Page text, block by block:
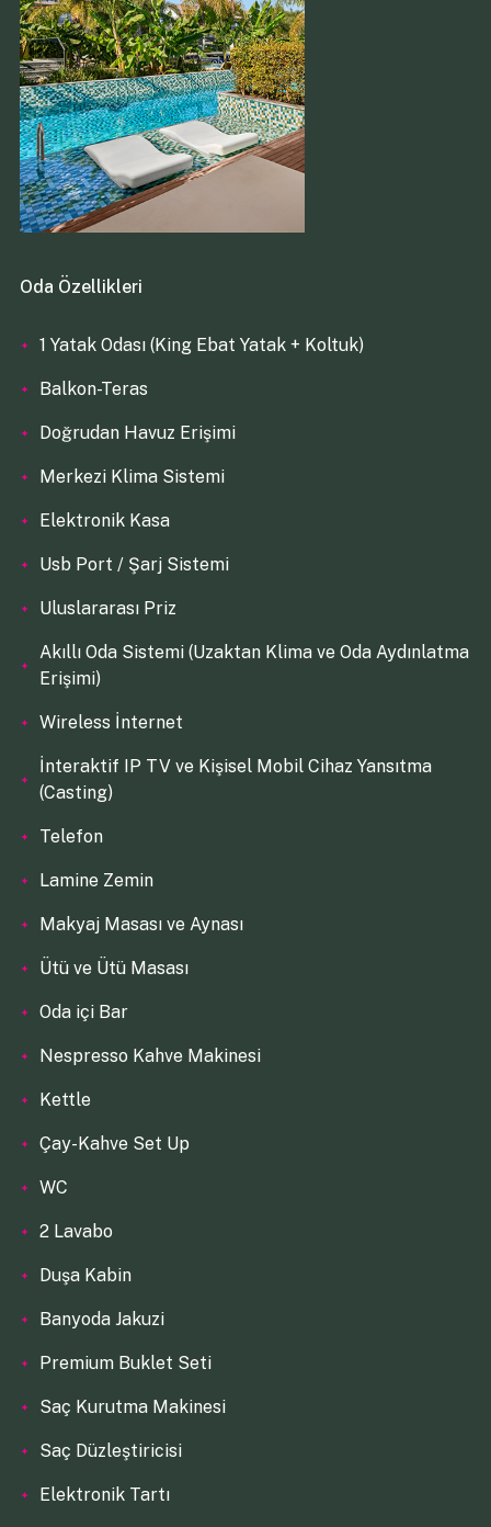
Oda Özellikleri
1 Yatak Odası (King Ebat Yatak + Koltuk)
Balkon-Teras
Doğrudan Havuz Erişimi
Merkezi Klima Sistemi
Elektronik Kasa
Usb Port / Şarj Sistemi
Uluslararası Priz
Akıllı Oda Sistemi (Uzaktan Klima ve Oda Aydınlatma
Erişimi)
Wireless İnternet
İnteraktif IP TV ve Kişisel Mobil Cihaz Yansıtma
(Casting)
Telefon
Lamine Zemin
Makyaj Masası ve Aynası
Ütü ve Ütü Masası
Oda içi Bar
Nespresso Kahve Makinesi
Kettle
Çay-Kahve Set Up
WC
2 Lavabo
Duşa Kabin
Banyoda Jakuzi
Premium Buklet Seti
Saç Kurutma Makinesi
Saç Düzleştiricisi
Elektronik Tartı